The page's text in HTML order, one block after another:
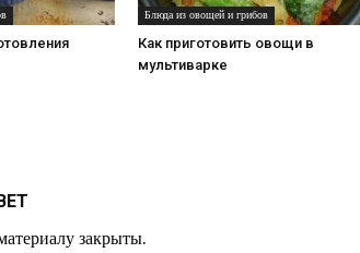
Блюда из овощей и грибов
Как приготовить овощи в
мультиварке
закрыты.